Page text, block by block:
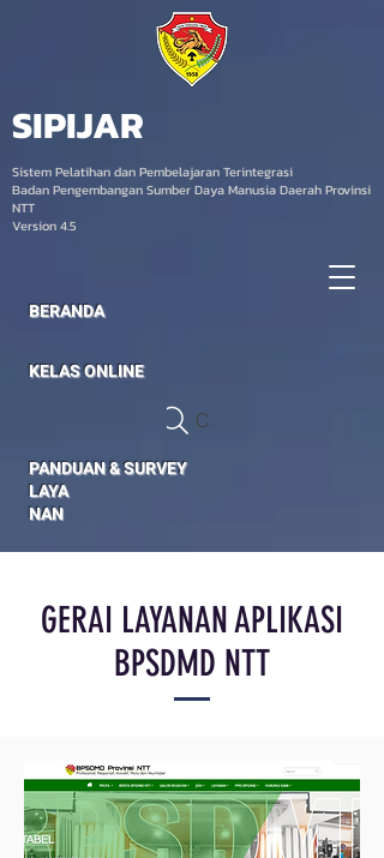
LAYA
NAN
BERANDA
PANDUAN & SURVEY
KELAS ONLINE
SIPIJAR
Sistem Pelatihan dan Pembelajaran Terintegrasi
Badan Pengembangan Sumber Daya Manusia Daerah Provinsi
NTT
Version 4.5
Cari Kelas
GERAI LAYANAN APLIKASI
BPSDMD NTT